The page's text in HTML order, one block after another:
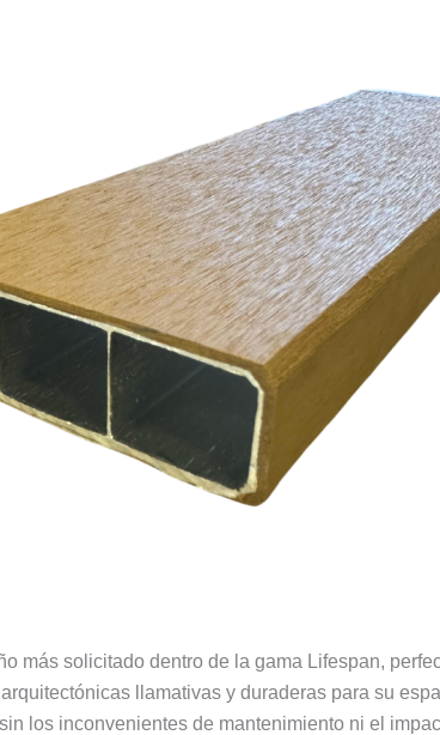
más solicitado dentro de la gama Lifespan,
llamativas y duraderas para su
los inconvenientes de mantenimiento ni el